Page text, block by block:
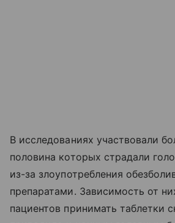
В исследованиях участвовали
половина которых страдали
из-за злоупотребления
препаратами. Зависимость от
пациентов принимать таблетки